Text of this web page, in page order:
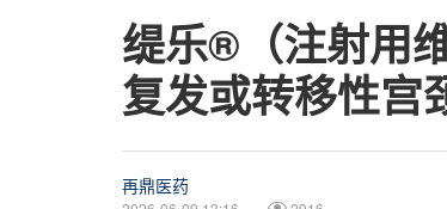
缇乐®（注射用
复发或转移性宫
再鼎医药